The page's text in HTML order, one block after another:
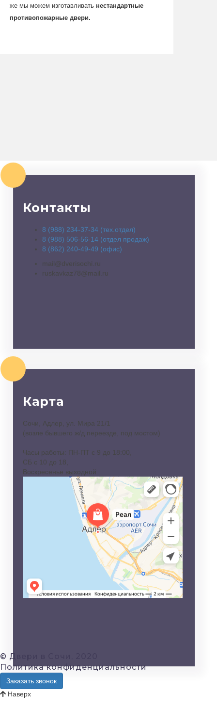
же мы можем изготавливать нестандартные
противопожарные двери.
Контакты
8 (988) 234-37-34 (тех.отдел)
8 (988) 506-56-14 (отдел продаж)
8 (862) 240-49-49 (офис)
mail@dverisochi.ru
ruskavkaz78@mail.ru
Карта
Сочи, Адлер, ул. Мира 21/1
(возле бывшего ж/д переезде, под мостом)
Часы работы: ПН-ПТ с 9 до 18:00,
СБ с 10 до 18,
Воскресенье выходной
© Двери в Сочи, 2020
Политика конфиденциальности
Заказать звонок
Наверх